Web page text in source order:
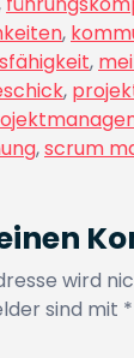
,
,
,
,scrum
wird
sind mit *